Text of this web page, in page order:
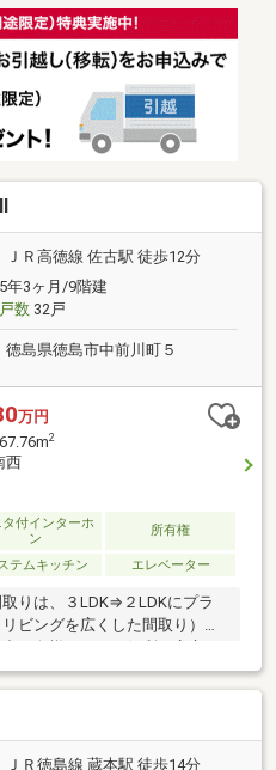
らの散歩やジョギングが楽し
の“とくしまマルシェ”の開催も
】・辻堂餃子店徒歩5分（329
歩4分・キョーエイ中央店徒歩
分。
ＪＲ高徳線 佐古駅 徒歩12分
年3ヶ月/9階建
数32戸
徳島県徳島市中前川町５
万円
2
西
付インターホ
ン
所有権
テムキッチン エレベーター
りは、３LDK⇒２LDKにプラ
ビングを広くした間取り）対
の奥様にとって便利で安心で
した清潔感のあるお部屋にな
ＪＲ佐古駅893m(徒歩約11
徒歩約13分)／徳島中学校919
育大学附属小学校1164m(徒歩
ツ合橋店420ｍ（徒歩約5
ＪＲ徳島線 蔵本駅 徒歩14分